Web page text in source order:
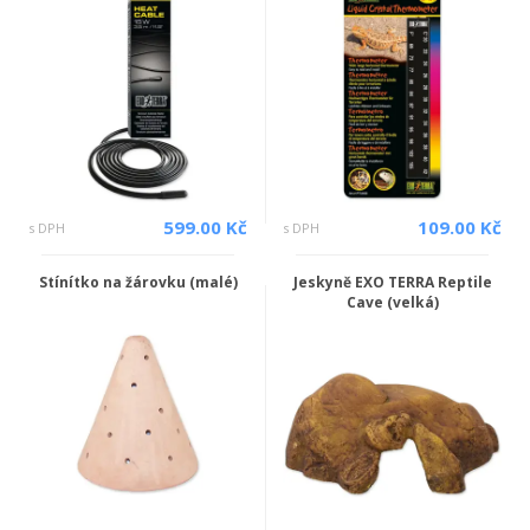
s DPH 599.00 Kč s DPH 109.00 Kč
Stínítko na žárovku (malé)
Jeskyně EXO TERRA Reptile
Cave (velká)